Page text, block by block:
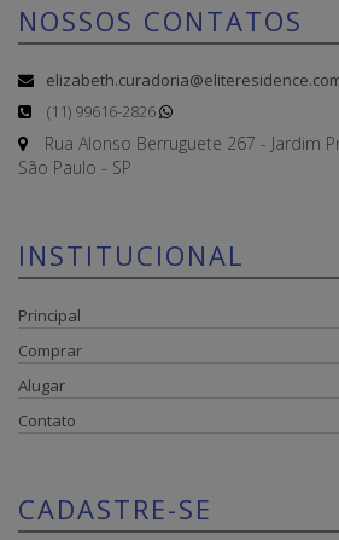
NOSSOS CONTATOS
(11) 99616-2826
Rua Alonso Berruguete 267 - Jardim
São Paulo - SP
INSTITUCIONAL
Principal
Comprar
Alugar
Contato
CADASTRE-SE